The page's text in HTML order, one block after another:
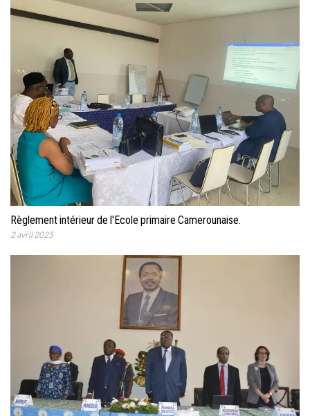
Règlement intérieur de l'Ecole primaire Camerounaise.
2 avril 2025